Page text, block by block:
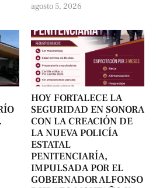
agosto 5, 2026
HOY FORTALECE LA
SEGURIDAD EN SONORA
CON LA CREACIÓN DE
LA NUEVA POLICÍA
ESTATAL
PENITENCIARÍA,
IMPULSADA POR EL
GOBERNADOR ALFONSO